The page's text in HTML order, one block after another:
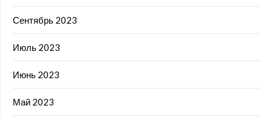
Сентябрь 2023
Июль 2023
Июнь 2023
Май 2023